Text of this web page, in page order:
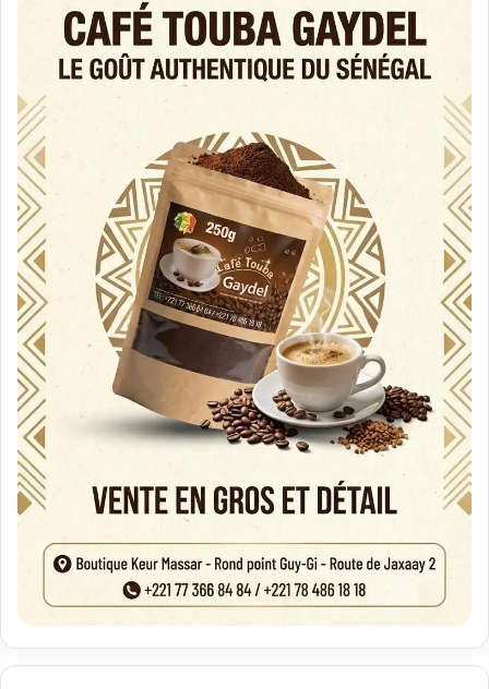
ثالثها أن التطوّر الكبير الذي شهدته قارة إفريقيا
خلال السنوات الماضية جعلها منطقة هامة على
المستويين الاقتصادي والسياسي، مما دفع بقوى
عديدة، إقليمية ودولية، إلى الاهتمام بها والعمل
معها على مستويات مختلفة، ولهذا تعمل الإمارات
على التفاعل مع هذه التحوّلات والحرص على أن تكون
في قلبها وليست بعيدة عنها.
رابعها أن هناك أسساً تاريخية وجغرافية واقتصادية
قوية لعلاقات فاعلة بين إفريقيا والإمارات. خامسها أن
دولة الإمارات من الدول الداعمة للتنمية في القارة
السمراء، وهنا يبرز دور “صندوق أبوظبي للتنمية” في
دعم العديد من مشاريع التنمية في دول إفريقية
مختلفة، سواء من خلال القروض أو المنح التي تقدّر
بملايين الدولارات، فضلاً عن ذلك فإن دولة الإمارات،
اتّجهت خلال السنوات الماضية نحو توسيع الاستثمار
في إفريقيا، وتسيير رحلات الطيران إلى أكثر من مدينة
في شرق و غرب القارة الإفريقية.
إن مظاهر الترحيب والاحتفاء الكبيرين بسموّ الشيخ
عبدالله بن زايد آل نهيان، وزير الخارجية، في جولته
الإفريقية تشير إلى الرصيد الإيجابي لدولة الإمارات في
القارة السمراء واهتمام دولها المختلفة بدعم
علاقاتها معها في المجالات كافة، وهوما يمثّل قوّة
دفع لروابط أفضل وأعمق بين الجانبين خلال الفترة